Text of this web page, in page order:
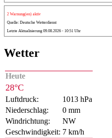
2 Warnung(en) aktiv
Quelle: Deutsche Wetterdienst
Letzte Aktualisierung 09.08.2026 - 10:51 Uhr
Wetter
Heute
28°C
Luftdruck:
1013 hPa
Niederschlag:
0 mm
Windrichtung:
NW
Geschwindigkeit: 7 km/h